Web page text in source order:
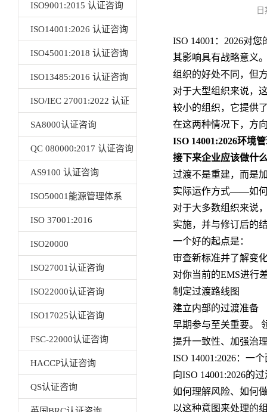
ISO9001:2015 认证咨询
ISO14001:2026 认证咨询
ISO45001:2018 认证咨询
ISO13485:2016 认证咨询
ISO/IEC 27001:2022 认证
咨询
SA8000认证咨询
QC 080000:2017 认证咨询
AS9100 认证咨询
ISO50001能源管理体系
ISO 37001:2016
ISO20000
ISO27001认证咨询
ISO22000认证咨询
ISO17025认证咨询
FSC-22000认证咨询
HACCP认证咨询
QS认证咨询
ISO 14001：2026对
其影响具有战略意义
组织的好处不同，但
对于大型组织来说，
较小的组织，它提供
在这两种情况下，方
ISO 14001:2026环境
接下来企业应该做什
过渡不是重建，而是
实际运作方式——如何
对于大多数组织来说
实施，并与修订后的
一个好的起点是：
审查新标准并了解变
对你当前的EMS进行
制定过渡路线图
建立内部的过渡准备
早期参与至关重要。
提升一致性、加强治
ISO 14001:2026：一
向ISO 14001:2026的
如何理解风险、如何
以这种意图来处理的